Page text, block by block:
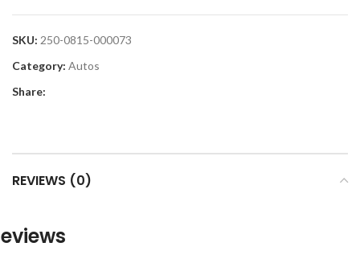
SKU: 250-0815-000073
Category: Autos
Share:
REVIEWS (0)